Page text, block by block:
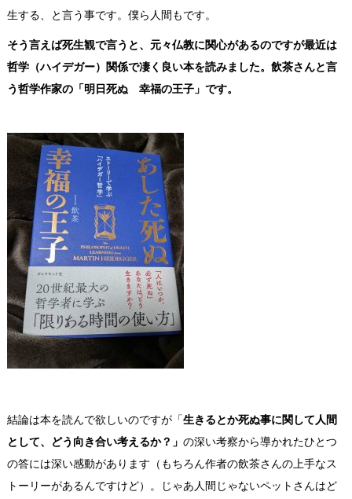
生する、と言う事です。僕ら人間もです。
そう言えば死生観で言うと、元々仏教に関心があるのですが最近は
哲学（ハイデガー）関係で凄く良い本を読みました。飲茶さんと言
う哲学作家の「明日死ぬ 幸福の王子」です。
結論は本を読んで欲しいのですが「生きるとか死ぬ事に関して人間
として、どう向き合い考えるか？」 の深い考察から導かれたひとつ
の答には深い感動があります（もちろん作者の飲茶さんの上手なス
トーリーがあるんですけど）。じゃあ人間じゃないペットさんはど